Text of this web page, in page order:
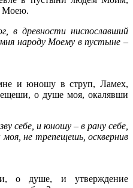
Моею.
древности ниспославший
народу Моему в пустыне –
и юношу в струп, Ламех,
о душе моя, окалявши
себе, и юношу – в рану себе,
не трепещешь, осквернив
о душе, и утверждение